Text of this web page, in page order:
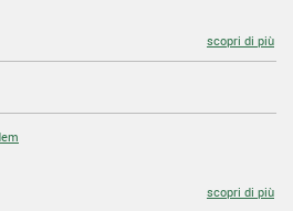
scopri di più
scopri di più